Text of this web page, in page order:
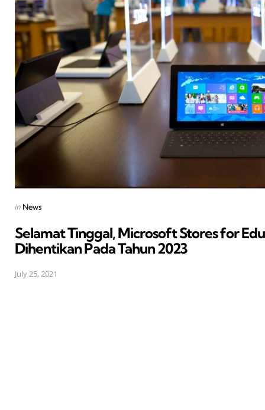
Posted
in News
Selamat Tinggal, Microsoft Stores for
Dihentikan Pada Tahun 2023
July 25, 2021